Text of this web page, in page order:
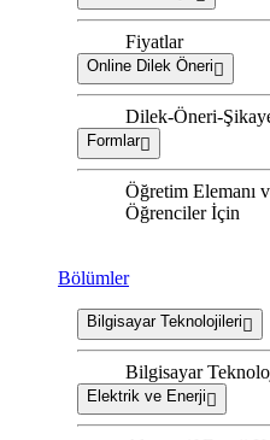
Fiyatlar
Online Dilek Öneri
Dilek-Öneri-
Formlar
Öğretim Elemanı
Öğrenciler İçin
Bölümler
Bilgisayar Teknolojileri
Bilgisayar
Elektrik ve Enerji